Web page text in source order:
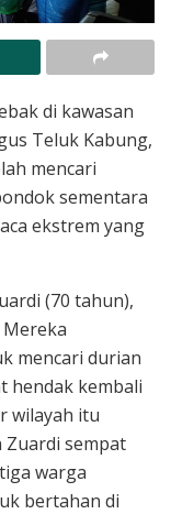
di kawasan
Teluk Kabung,
mencari
sementara
ekstrem yang
(70 tahun),
Mereka
mencari durian
hendak kembali
wilayah itu
Zuardi sempat
warga
bertahan di